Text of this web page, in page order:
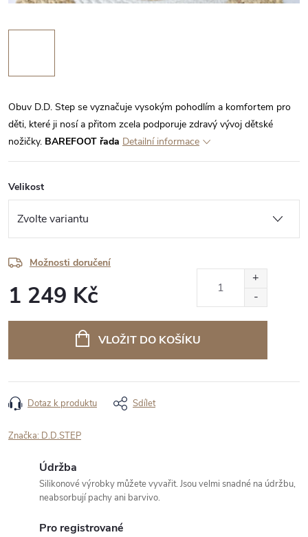
Obuv D.D. Step se vyznačuje vysokým pohodlím a komfortem pro
děti, které ji nosí a přitom zcela podporuje zdravý vývoj dětské
nožičky. BAREFOOT řada Detailní informace
Velikost
Možnosti doručení
1 249 Kč
VLOŽIT DO KOŠÍKU
Dotaz k produktu Sdílet
Značka: D.D.STEP
Údržba
Silikonové výrobky můžete vyvařit. Jsou velmi snadné na údržbu,
neabsorbují pachy ani barvivo.
Pro registrované